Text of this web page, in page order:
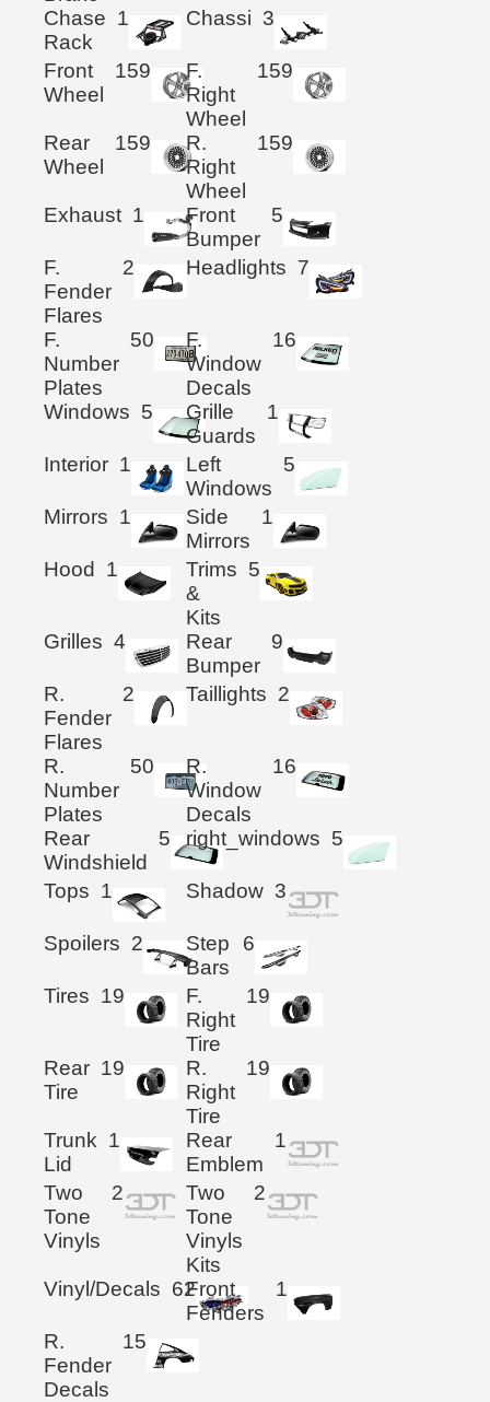
Chase
Rack
1 Chassi 3
Front
Wheel
159
F.
Right
Wheel
159
Rear
Wheel
159
R.
Right
Wheel
159
Exhaust 1
Front
Bumper
5
F.
Fender
Flares
2 Headlights 7
F.
Number
Plates
50
F.
Window
Decals
16
Windows 5
Grille
Guards
1
Interior 1
Left
Windows
5
Mirrors 1
Side
Mirrors
1
Hood 1
Trims
&
Kits
5
Grilles 4
Rear
Bumper
9
R.
Fender
Flares
2 Taillights 2
R.
Number
Plates
50
R.
Window
Decals
16
Rear
Windshield
5 right_windows 5
Tops 1 Shadow 3
Spoilers 2
Step
Bars
6
Tires 19
F.
Right
Tire
19
Rear
Tire
19
R.
Right
Tire
19
Trunk
Lid
1
Rear
Emblem
1
Two
Tone
Vinyls
2
Two
Tone
Vinyls
Kits
2
Vinyl/Decals 62Front
Fenders
1
R.
Fender
Decals
15